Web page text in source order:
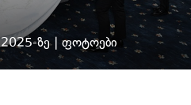
ზე | ფოტოები